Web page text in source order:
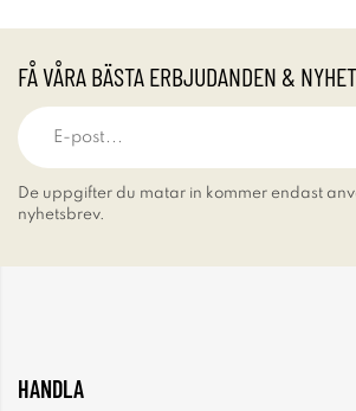
FÅ VÅRA BÄSTA ERBJUDANDEN &
De uppgifter du matar in kommer endast
nyhetsbrev.
HANDLA